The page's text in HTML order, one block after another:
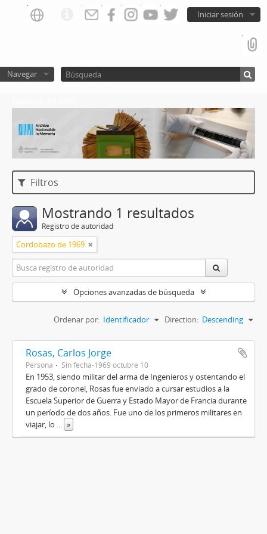
Iniciar sesión
Navegar
Filtros
Mostrando 1 resultados
Registro de autoridad
Cordobazo de 1969
Opciones avanzadas de búsqueda
Ordenar por: Identificador Direction: Descending
Rosas, Carlos Jorge
Persona Sin fecha-1969 octubre 10
En 1953, siendo militar del arma de Ingenieros y ostentando el
grado de coronel, Rosas fue enviado a cursar estudios a la
Escuela Superior de Guerra y Estado Mayor de Francia durante
un período de dos años. Fue uno de los primeros militares en
viajar, lo ... »